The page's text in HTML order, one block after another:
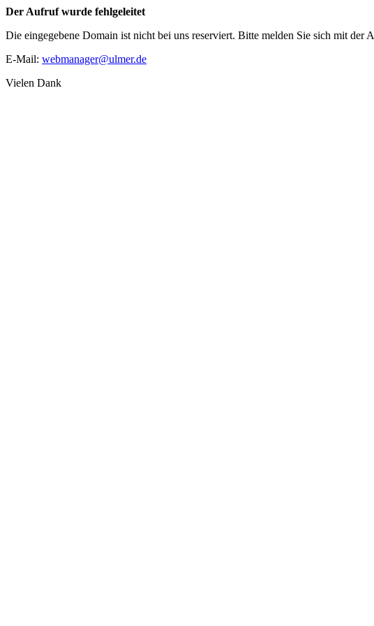
Der Aufruf wurde fehlgeleitet
Die eingegebene Domain ist nicht bei uns reserviert. Bitte melden Sie sich mit der
E-Mail: webmanager@ulmer.de
Vielen Dank